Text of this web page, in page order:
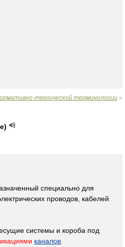
технической терминологии >
специально для
проводов, кабелей
системы и короба под
каналов